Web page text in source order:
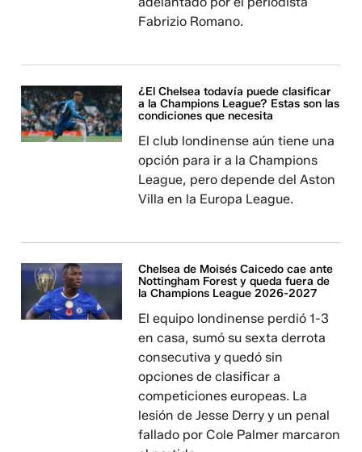
Fabrizio Romano.
¿El Chelsea todavía puede clasificar
a la Champions League? Estas son las
condiciones que necesita
El club londinense aún tiene una
opción para ir a la Champions
League, pero depende del Aston
Villa en la Europa League.
Chelsea de Moisés Caicedo cae ante
Nottingham Forest y queda fuera de
la Champions League 2026-2027
El equipo londinense perdió 1-3
en casa, sumó su sexta derrota
consecutiva y quedó sin
opciones de clasificar a
competiciones europeas. La
lesión de Jesse Derry y un penal
fallado por Cole Palmer marcaron